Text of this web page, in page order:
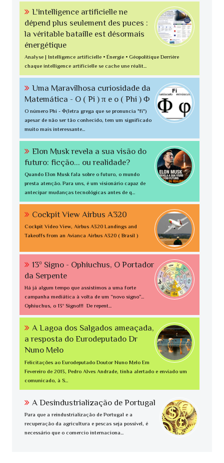
L'intelligence artificielle ne
dépend plus seulement des puces :
la véritable bataille est désormais
énergétique
Analyse | Intelligence artificielle • Énergie • Géopolitique Derrière
chaque intelligence artificielle se cache une réalit...
Uma Maravilhosa curiosidade da
Matemática - O ( Pi ) π e o ( Phi ) Φ
O número Phi - Φ(letra grega que se pronuncia "fi")
apesar de não ser tão conhecido, tem um significado
muito mais interessante...
Elon Musk revela a sua visão do
futuro: ficção... ou realidade?
Quando Elon Musk fala sobre o futuro, o mundo
presta atenção. Para uns, é um visionário capaz de
antecipar mudanças tecnológicas antes de q...
Cockpit View Airbus A320
Cockpit Video View, Airbus A320 Landings and
Takeoffs from an Avianca Airbus A320 ( Brasil )
13º Signo - Ophiuchus, O Portador
da Serpente
Há já algum tempo que assistimos a uma forte
campanha mediática à volta de um “novo signo”...
Ophiuchus, o 13º Signo!!! De repent...
A Lagoa dos Salgados ameaçada,
a resposta do Eurodeputado Dr
Nuno Melo
Felicitações ao Eurodeputado Doutor Nuno Melo Em
Fevereiro de 2013, Pedro Alves Andrade, tinha alertado e enviado um
comunicado, à S...
A Desindustrialização de Portugal
Para que a reindustrialização de Portugal e a
recuperação da agricultura e pescas seja possível, é
necessário que o comercio internaciona...